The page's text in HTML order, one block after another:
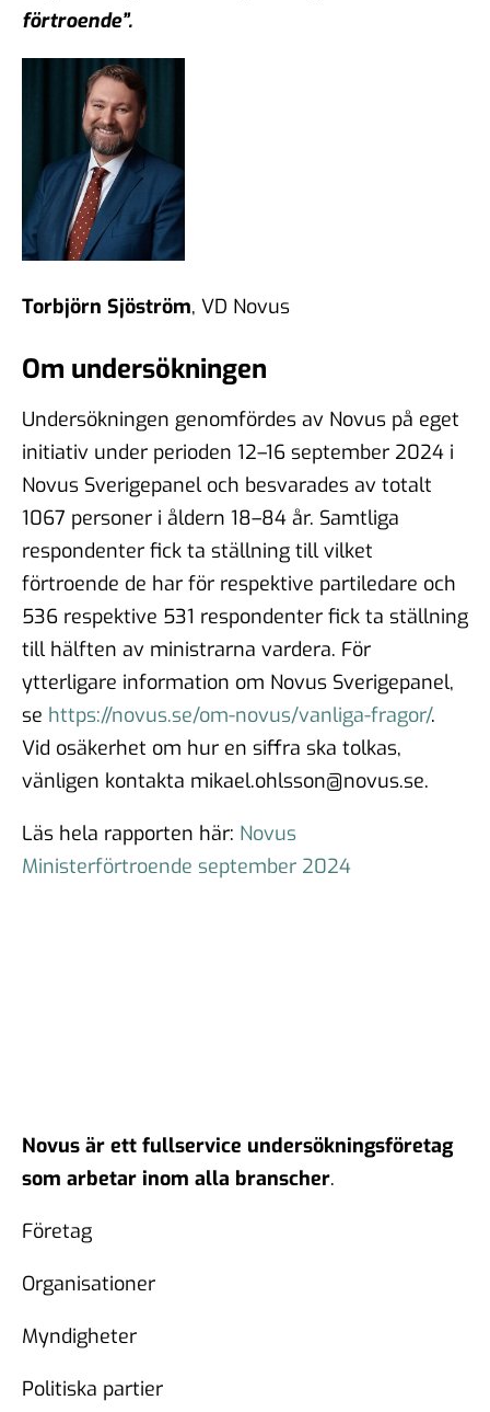
förtroende”.
Torbjörn Sjöström, VD Novus
Om undersökningen
Undersökningen genomfördes av Novus på eget
initiativ under perioden 12–16 september 2024 i
Novus Sverigepanel och besvarades av totalt
1067 personer i åldern 18–84 år. Samtliga
respondenter fick ta ställning till vilket
förtroende de har för respektive partiledare och
536 respektive 531 respondenter fick ta ställning
till hälften av ministrarna vardera. För
ytterligare information om Novus Sverigepanel,
se https://novus.se/om-novus/vanliga-fragor/.
Vid osäkerhet om hur en siffra ska tolkas,
vänligen kontakta mikael.ohlsson@novus.se.
Läs hela rapporten här: Novus
Ministerförtroende september 2024
Novus är ett fullservice undersökningsföretag
som arbetar inom alla branscher.
Företag
Organisationer
Myndigheter
Politiska partier